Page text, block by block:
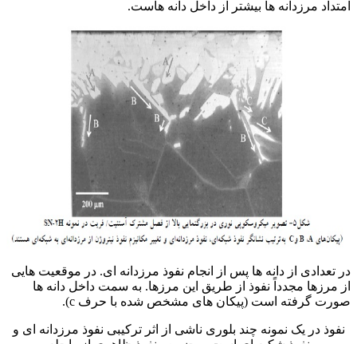
امتداد مرزدانه ها بیشتر از داخل دانه هاست.
در تعدادی از دانه ها پس از انجام نفوذ مرزدانه ای. در موقعیت هایی
از مرزها مجدداً نفوذ از طریق این مرزها. به سمت داخل دانه ها
صورت گرفته است (پیکان های مشخص شده با حرف c).
نفوذ در یک نمونه چند بلوری ناشی از اثر ترکیبی نفوذ مرزدانه ای و